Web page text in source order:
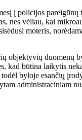
į policijos pareigūnų
nes vėliau, kai
moteris,
objektyvių duomenų
kad būtina laikytis
byloje esančių
administraciniam